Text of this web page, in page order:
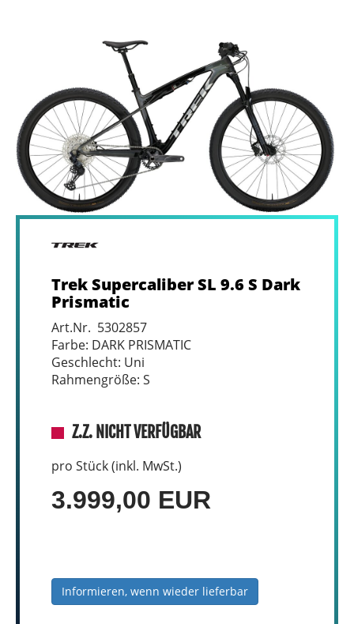
Trek Supercaliber SL 9.6 S Dark
Prismatic
Art.Nr. 5302857
Farbe: DARK PRISMATIC
Geschlecht: Uni
Rahmengröße: S
Z.Z. NICHT VERFÜGBAR
pro Stück (inkl. MwSt.)
3.999,00 EUR
Informieren, wenn wieder lieferbar